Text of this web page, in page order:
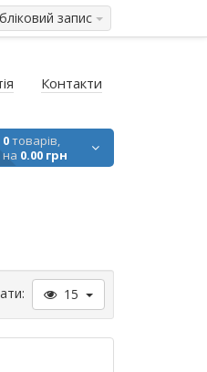
запис
Контакти
0товарів,
на 0.00 грн
15